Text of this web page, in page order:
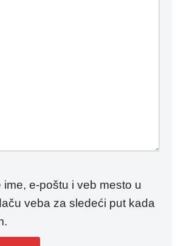
ime, e-poštu i veb mesto u
veba za sledeći put kada